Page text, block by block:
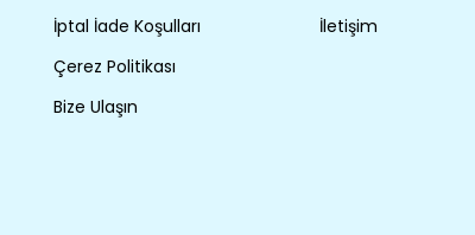
İptal İade Koşulları
Çerez Politikası
Bize Ulaşın
İletişim